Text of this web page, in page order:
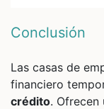
Conclusión
Las casas de
financiero
crédito. Ofrecen